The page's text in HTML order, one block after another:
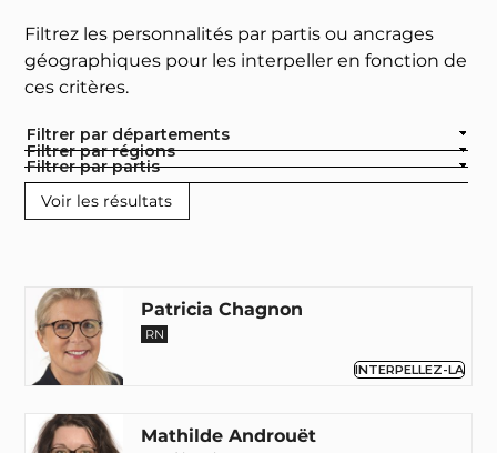
Filtrez les personnalités par partis ou ancrages
géographiques pour les interpeller en fonction de
ces critères.
Filtrer par départements
Filtrer par régions
Filtrer par partis
Patricia Chagnon
RN
INTERPELLEZ-LA
Mathilde Androuët